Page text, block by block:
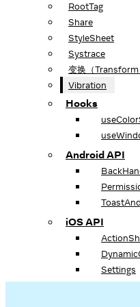
RootTag
Share
StyleSheet
Systrace
变换（Transform
Vibration
Hooks
Android API
iOS API
Settings